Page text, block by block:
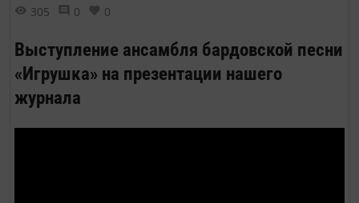
305
0 0
Выступление ансамбля бардовской песни
«Игрушка» на презентации нашего
журнала